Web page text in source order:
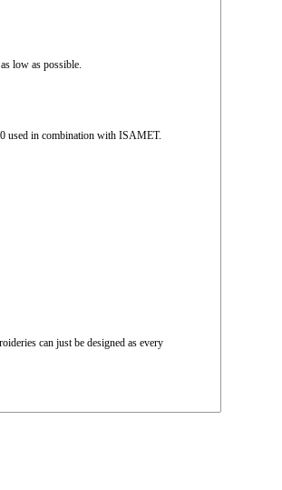
low as possible.
used in combination with ISAMET.
can just be designed as every